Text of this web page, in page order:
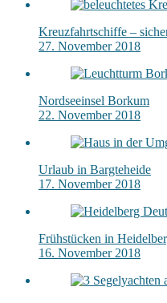
Kreuzfahrtschiffe –
27. November 2018
Nordseeinsel Borkum
22. November 2018
Urlaub in Bargteheide
17. November 2018
Frühstücken in
16. November 2018